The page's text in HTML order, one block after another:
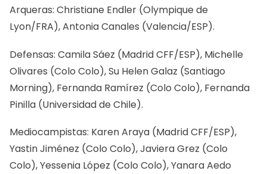
Arqueras: Christiane Endler (Olympique de
Lyon/FRA), Antonia Canales (Valencia/ESP).
Defensas: Camila Sáez (Madrid CFF/ESP), Michelle
Olivares (Colo Colo), Su Helen Galaz (Santiago
Morning), Fernanda Ramírez (Colo Colo), Fernanda
Pinilla (Universidad de Chile).
Mediocampistas: Karen Araya (Madrid CFF/ESP),
Yastin Jiménez (Colo Colo), Javiera Grez (Colo
Colo), Yessenia López (Colo Colo), Yanara Aedo